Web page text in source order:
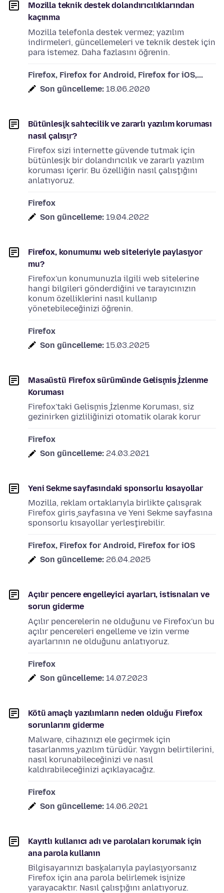
Mozilla teknik destek dolandırıcılıklarından
kaçınma
Mozilla telefonla destek vermez; yazılım
indirmeleri, güncellemeleri ve teknik destek için
para istemez. Daha fazlasını öğrenin.
Firefox, Firefox for Android, Firefox for iOS,...
Son güncelleme: 18.06.2020
Bütünleşik sahtecilik ve zararlı yazılım koruması
nasıl çalışır?
Firefox sizi internette güvende tutmak için
bütünleşik bir dolandırıcılık ve zararlı yazılım
koruması içerir. Bu özelliğin nasıl çalıştığını
anlatıyoruz.
Firefox
Son güncelleme: 19.04.2022
Firefox, konumumu web siteleriyle paylaşıyor
mu?
Firefox'un konumunuzla ilgili web sitelerine
hangi bilgileri gönderdiğini ve tarayıcınızın
konum özelliklerini nasıl kullanıp
yönetebileceğinizi öğrenin.
Firefox
Son güncelleme: 15.03.2025
Masaüstü Firefox sürümünde Gelişmiş İzlenme
Koruması
Firefox'taki Gelişmiş İzlenme Koruması, siz
gezinirken gizliliğinizi otomatik olarak korur
Firefox
Son güncelleme: 24.03.2021
Yeni Sekme sayfasındaki sponsorlu kısayollar
Mozilla, reklam ortaklarıyla birlikte çalışarak
Firefox giriş sayfasına ve Yeni Sekme sayfasına
sponsorlu kısayollar yerleştirebilir.
Firefox, Firefox for Android, Firefox for iOS
Son güncelleme: 26.04.2025
Açılır pencere engelleyici ayarları, istisnaları ve
sorun giderme
Açılır pencerelerin ne olduğunu ve Firefox'un bu
açılır pencereleri engelleme ve izin verme
ayarlarının ne olduğunu anlatıyoruz.
Firefox
Son güncelleme: 14.07.2023
Kötü amaçlı yazılımların neden olduğu Firefox
sorunlarını giderme
Malware, cihazınızı ele geçirmek için
tasarlanmış yazılım türüdür. Yaygın belirtilerini,
nasıl korunabileceğinizi ve nasıl
kaldırabileceğinizi açıklayacağız.
Firefox
Son güncelleme: 14.06.2021
Kayıtlı kullanıcı adı ve parolaları korumak için
ana parola kullanın
Bilgisayarınızı başkalarıyla paylaşıyorsanız
Firefox için ana parola belirlemek işinize
yarayacaktır. Nasıl çalıştığını anlatıyoruz.